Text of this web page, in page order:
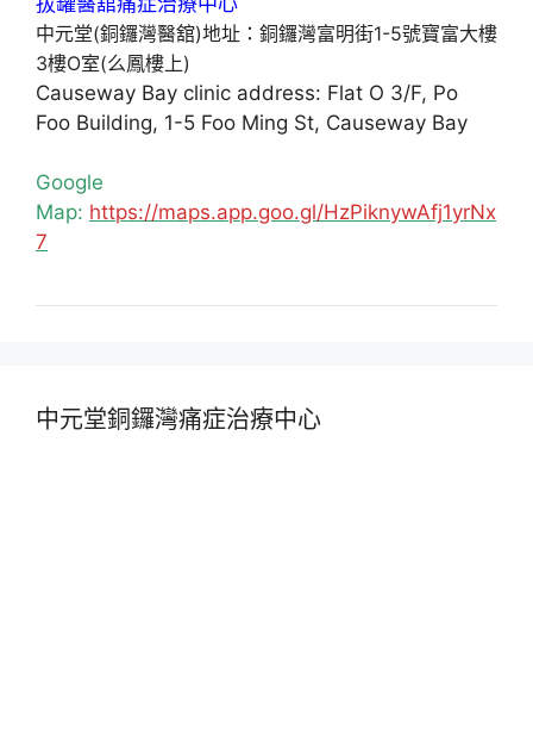
中元堂(銅鑼灣醫舘)地址：銅鑼灣富明街1-5號寶富大樓
3樓O室(么鳳樓上)
Causeway Bay clinic address: Flat O 3/F, Po
Foo Building, 1-5 Foo Ming St, Causeway Bay
Google
Map: https://maps.app.goo.gl/HzPiknywAfj1yrNx
7
中元堂銅鑼灣痛症治療中心